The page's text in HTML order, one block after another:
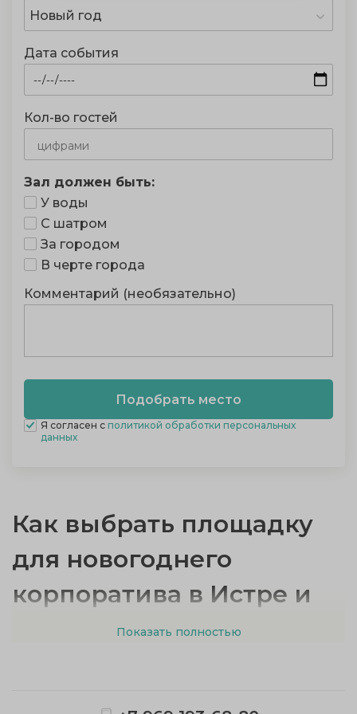
Новый год
Дата события
Кол-во гостей
Зал должен быть:
У воды
С шатром
За городом
В черте города
Комментарий (необязательно)
Я согласен с политикой обработки персональных
данных
Как выбрать площадку
для новогоднего
корпоратива в Истре и
окрестностях
Показать полностью